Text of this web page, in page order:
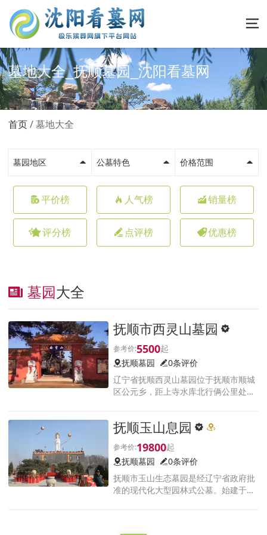
墓地大全_抚顺墓园_沈阳看墓网
首页 墓地大全
墓园地区 公墓特色 价格范围
平价榜 人气榜 销量榜
评分榜 点评榜 优惠榜
墓园大全
抚顺市西灵山墓园
5500
抚顺墓园
0条评价
辽宁省抚顺西灵山墓园位于抚顺市顺城
区公元乡，距上寺水库北行俩公里处。
被茂密，朝案相连，龙湖相拥，内外名
抚顺玉山息园
19800
抚顺墓园
0条评价
抚顺市玉山生态墓园是经辽宁省政府批
准的现代化大型园林式公墓。始建于上